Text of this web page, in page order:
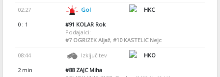
02:27 Gol
HKC
0 : 1
#91 KOLAR Rok
Podajalci:
#7OGRIZEK Aljaž, #10KASTELIC Nejc
08:44 Izključitev
HKO
2 min
#88ZAJC Miha